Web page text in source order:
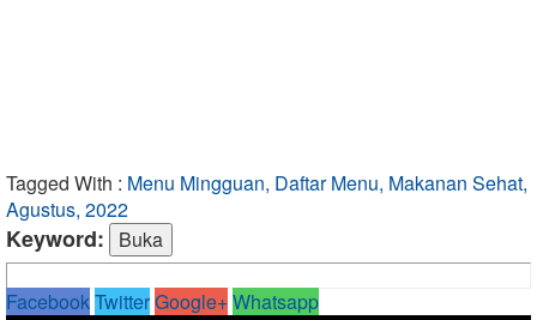
Tagged With : Menu Mingguan, Daftar Menu, Makanan Sehat,
Agustus, 2022
Keyword:
FacebookTwitterGoogle+Whatsapp